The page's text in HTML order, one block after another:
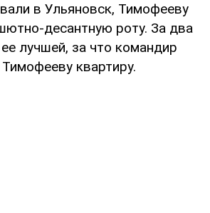
в Ульяновск, Тимофееву
десантную роту. За два
лучшей, за что командир
квартиру.